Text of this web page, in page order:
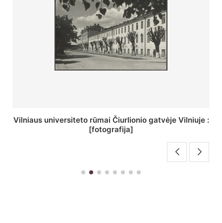
St. Batoro universiteto J. Pilsudskio kolegija :
[fotografija]